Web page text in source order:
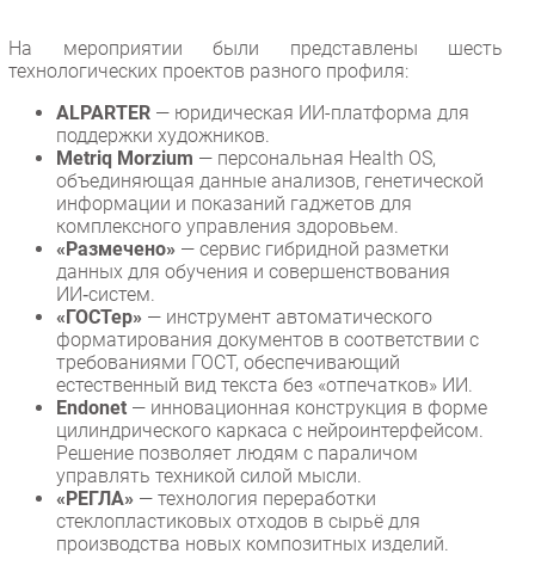
IT класс
Тестовый стенд
Каталог компаний
На мероприятии были представлены шесть
технологических проектов разного профиля:
ALPARTER — юридическая ИИ-платформа для
поддержки художников.
Metriq Morzium — персональная Health OS,
объединяющая данные анализов, генетической
информации и показаний гаджетов для
комплексного управления здоровьем.
«Размечено» — сервис гибридной разметки
данных для обучения и совершенствования
ИИ‑систем.
«ГОСТер» — инструмент автоматического
форматирования документов в соответствии с
требованиями ГОСТ, обеспечивающий
естественный вид текста без «отпечатков» ИИ.
Endonet — инновационная конструкция в форме
цилиндрического каркаса с нейроинтерфейсом.
Решение позволяет людям с параличом
управлять техникой силой мысли.
«РЕГЛА» — технология переработки
стеклопластиковых отходов в сырьё для
производства новых композитных изделий.